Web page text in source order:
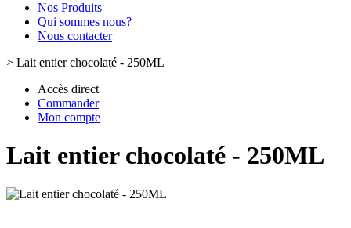
Nos Produits
Qui sommes nous?
Nous contacter
> Lait entier chocolaté - 250ML
Accès direct
Commander
Mon compte
Lait entier chocolaté - 250ML